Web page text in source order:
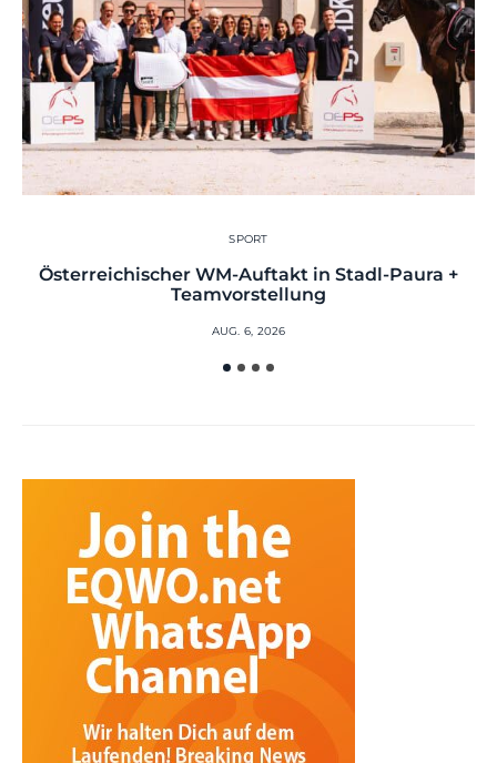
SPORT
Österreichischer WM-Auftakt in Stadl-Paura +
Teamvorstellung
AUG. 6, 2026